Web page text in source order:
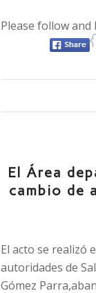
Please follow and
El Área
cambio de
El acto se realizó
autoridades de
Gómez